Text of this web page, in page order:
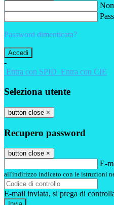
Password dimenticata?
-
Entra con SPID Entra con CIE
Seleziona utente
button close ×
Recupero password
button close ×
E-
all'indirizzo indicato con le istruzioni
E-mail inviata, si prega di